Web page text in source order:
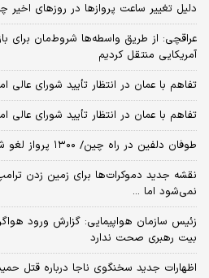
دلیل تغییر ساعت پروازها در روزهای
عراقچی: از طریق واسطه‌ها شروط‌مان برای
آمریکایی منتقل کردیم
تفاهم با عمان در انتظار تأیید شورای عالی
تفاهم با عمان در انتظار تأیید شورای عالی
طوفان دلفین در راه چین/ ۱۳۰۰ پرواز لغو شد
نقشه جدید دموکرات‌ها برای زمین زدن
نمی‌شود اما ...
بیت رهبری صحت ندارد
اظهارات جدید سخنگوی ناجا درباره قتل